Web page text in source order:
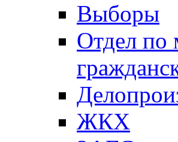
Выборы
Отдел по
ЖКХ